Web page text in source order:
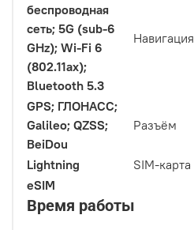
беспроводная
сеть; 5G (sub‑6
GHz); Wi‑Fi 6
(802.11ax);
Bluetooth 5.3
Навигация
GPS; ГЛОНАСС;
Galileo; QZSS;
BeiDou
Разъём
Lightning
SIM-карта
eSIM
Время работы